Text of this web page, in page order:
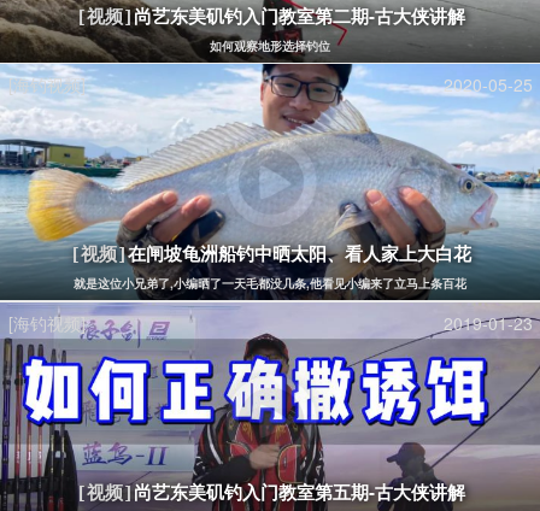
[视频]尚艺东美矶钓入门教室第二期-古大侠讲解
如何观察地形选择钓位
[海钓视频] 2020-05-25
[视频]在闸坡龟洲船钓中晒太阳、看人家上大白花
就是这位小兄弟了,小编晒了一天毛都没几条,他看见小编来了立马上条百花
[海钓视频] 2019-01-23
[视频]尚艺东美矶钓入门教室第五期-古大侠讲解